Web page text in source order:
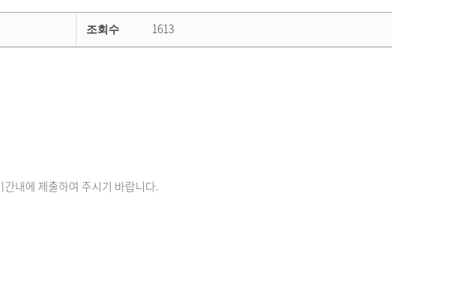
조회수 1613
내에 제출하여 주시기 바랍니다.